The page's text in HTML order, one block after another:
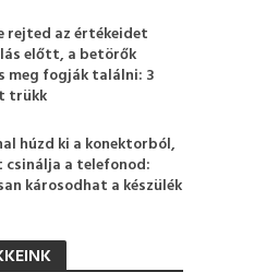
rejted az értékeidet
előtt, a betörők
meg fogják találni: 3
trükk
húzd ki a konektorból,
csinálja a telefonod:
károsodhat a készülék